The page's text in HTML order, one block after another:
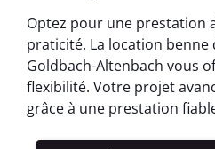
Optez pour une prestation
praticité. La location benne
Goldbach-Altenbach vous
flexibilité. Votre projet
grâce à une prestation